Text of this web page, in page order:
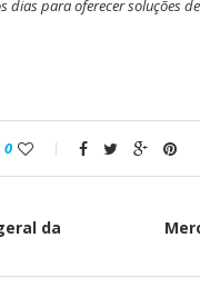
para oferecer soluções
0
da
DIG-IN para